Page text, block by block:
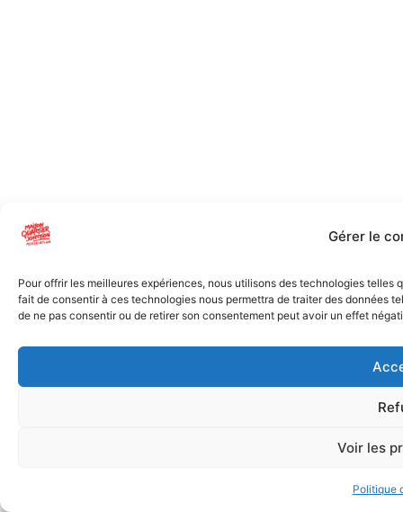
Gérer le
Pour offrir les meilleures expériences, nous utilisons des technologies
fait de consentir à ces technologies nous permettra de traiter des données
de ne pas consentir ou de retirer son consentement peut avoir un effet
Voir les
Politique